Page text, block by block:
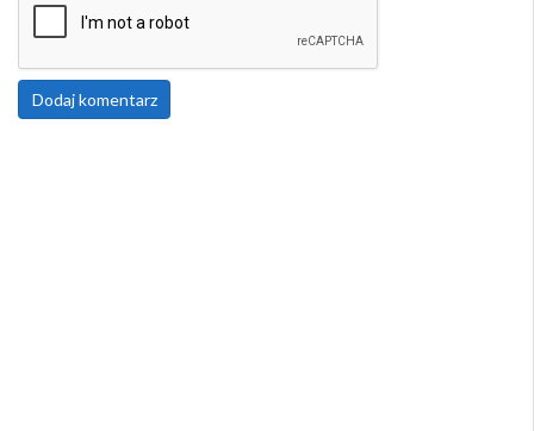
Dodaj komentarz